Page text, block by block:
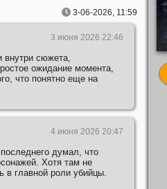
3-06-2026, 11:59
3 июня 2026 22:46
внутри сюжета,
ожидание момента,
что понятно еще на
4 июня 2026 20:47
думал, что
Хотя там не
в главной роли убийцы.